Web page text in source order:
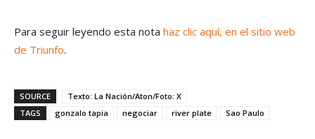
Para seguir leyendo esta nota haz clic aquí, en el sitio web
de Triunfo.
SOURCE
Texto: La Nación/Aton/Foto: X
TAGS
gonzalo tapia negociar river plate Sao Paulo